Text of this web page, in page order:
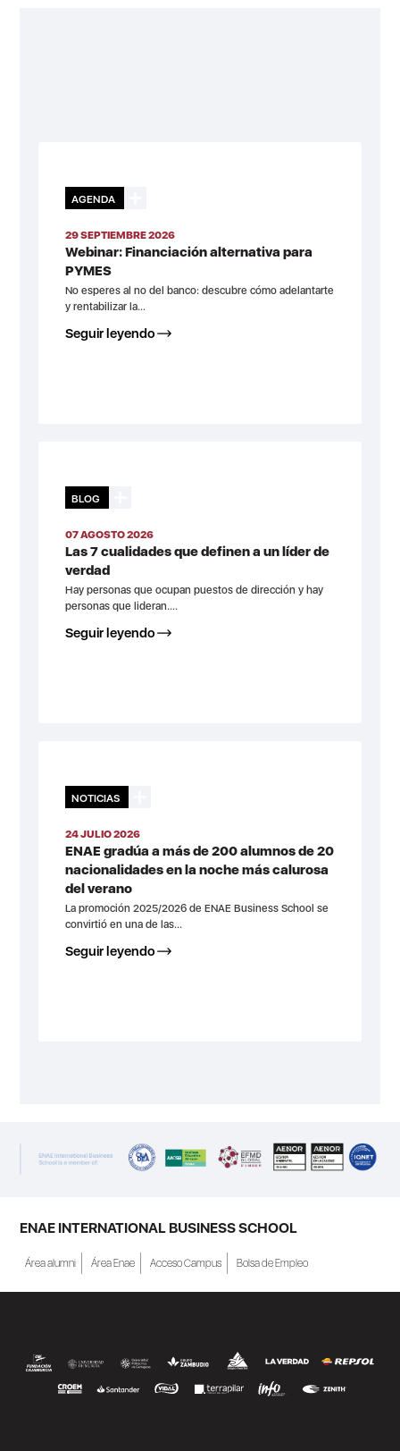
AGENDA
29 SEPTIEMBRE 2026
Webinar: Financiación alternativa para
PYMES
No esperes al no del banco: descubre cómo adelantarte
y rentabilizar la...
Seguir leyendo
BLOG
07 AGOSTO 2026
Las 7 cualidades que definen a un líder de
verdad
Hay personas que ocupan puestos de dirección y hay
personas que lideran....
Seguir leyendo
NOTICIAS
24 JULIO 2026
ENAE gradúa a más de 200 alumnos de 20
nacionalidades en la noche más calurosa
del verano
La promoción 2025/2026 de ENAE Business School se
convirtió en una de las...
Seguir leyendo
ENAE INTERNATIONAL BUSINESS SCHOOL
Área alumni Área Enae Acceso Campus Bolsa de Empleo